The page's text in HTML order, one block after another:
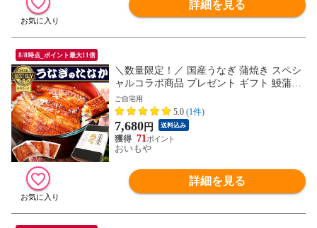
詳細を見る
8/8時点_ポイント最大11倍
＼数量限定！／ 国産うなぎ 蒲焼き スペシ
ャルコラボ商品 プレゼント ギフト 鰻蒲焼
き 蒲焼 85～95g 3枚 【どら焼きセット】bs
et 送料無料 ※ご指定日に配送
ご自宅用
5.0 (1件)
7,680円 送料込み
71
おいもや
詳細を見る